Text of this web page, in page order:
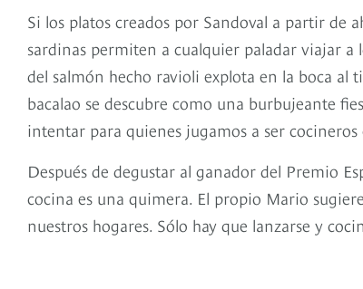
Si los platos creados por Sandoval a partir de
sardinas permiten a cualquier paladar viajar
del salmón hecho ravioli explota en la boca al
bacalao se descubre como una burbujeante
intentar para quienes jugamos a ser
Después de degustar al ganador del Premio
cocina es una quimera. El propio Mario
nuestros hogares. Sólo hay que lanzarse y